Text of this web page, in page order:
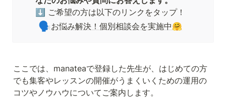
⬇️ ご希望の方は以下のリンクをタップ！
🗣️お悩み解決！個別相談会を実施中🤗
ここでは、manateaで登録した先生が、はじめての方
でも集客やレッスンの開催がうまくいくための運用の
コツやノウハウについてご案内します。